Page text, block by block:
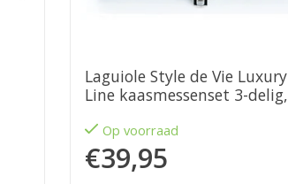
Laguiole Style de Vie Luxury
Line kaasmessenset 3-delig,
Op voorraad
€39,95